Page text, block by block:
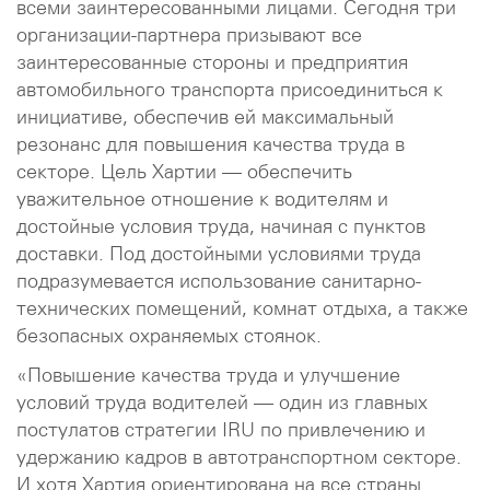
всеми заинтересованными лицами. Сегодня три
организации-партнера призывают все
заинтересованные стороны и предприятия
автомобильного транспорта присоединиться к
инициативе, обеспечив ей максимальный
резонанс для повышения качества труда в
секторе. Цель Хартии — обеспечить
уважительное отношение к водителям и
достойные условия труда, начиная с пунктов
доставки. Под достойными условиями труда
подразумевается использование санитарно-
технических помещений, комнат отдыха, а также
безопасных охраняемых стоянок.
«Повышение качества труда и улучшение
условий труда водителей — один из главных
постулатов стратегии IRU по привлечению и
удержанию кадров в автотранспортном секторе.
И хотя Хартия ориентирована на все страны